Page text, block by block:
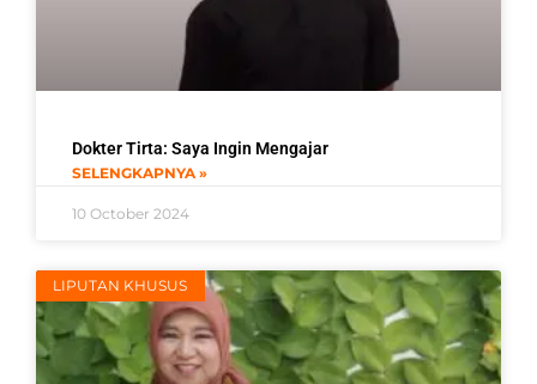
Dokter Tirta: Saya Ingin Mengajar
SELENGKAPNYA »
10 October 2024
LIPUTAN KHUSUS